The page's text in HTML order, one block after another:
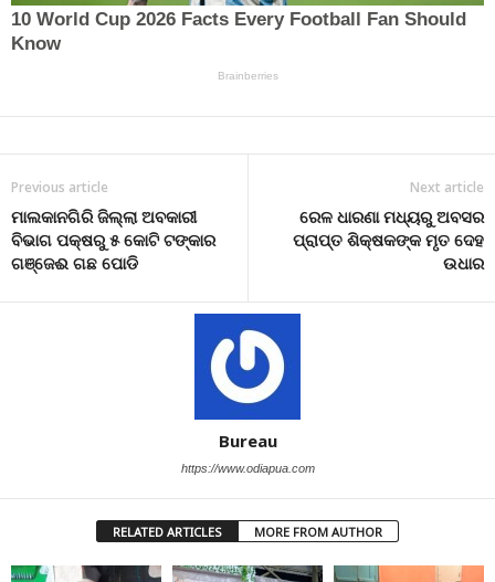
Previous article
ମାଲକାନଗିରି ଜିଲ୍ଲା ଅବକାରୀ
ବିଭାଗ ପକ୍ଷରୁ ୫ କୋଟି ଟଙ୍କାର
ଗଞ୍ଜେଈ ଗଛ ପୋଡି
Next article
ରେଳ ଧାରଣା ମଧ୍ୟରୁ ଅବସର
ପ୍ରାପ୍ତ ଶିକ୍ଷକଙ୍କ ମୃତ ଦେହ
ଉଧାର
Bureau
https://www.odiapua.com
RELATED ARTICLES MORE FROM AUTHOR